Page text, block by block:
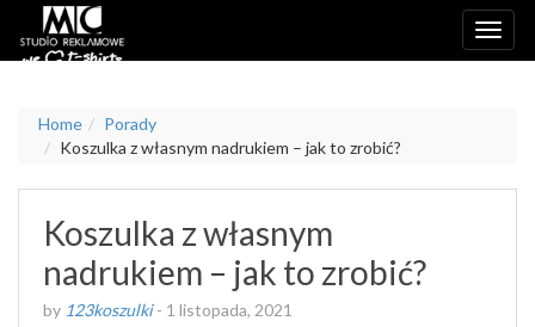
Home
Porady
Koszulka z własnym nadrukiem – jak to zrobić?
Koszulka z własnym
nadrukiem – jak to zrobić?
by 123koszulki- 1 listopada, 2021